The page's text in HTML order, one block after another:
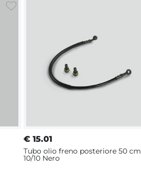
€ 15.01
Tubo olio freno posteriore 50 cm
10/10 Nero